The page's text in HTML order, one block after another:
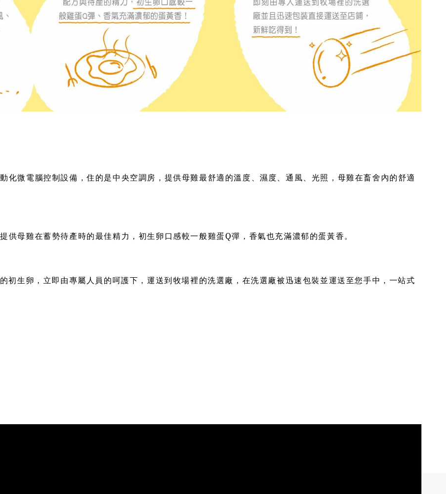
化微電腦控制設備，住的是中央空調房，提供母雞最舒適的溫度、濕度、通風、光照，母雞在畜舍內的舒適
供母雞在蓄勢待產時的最佳精力，初生卵口感較一般雞蛋Q彈，香氣也充滿濃郁的蛋黃香。
初生卵，立即由專屬人員的呵護下，運送到牧場裡的洗選廠，在洗選廠被迅速包裝並運送至您手中，一站式